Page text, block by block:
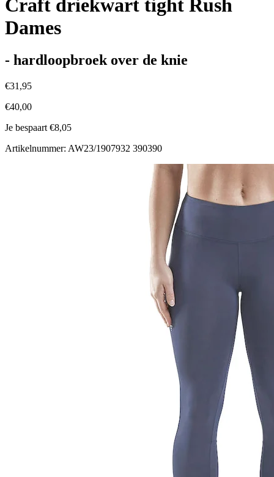
Craft driekwart tight Rush
Dames
- hardloopbroek over de knie
€31,95
€40,00
Je bespaart €8,05
Artikelnummer: AW23/1907932 390390